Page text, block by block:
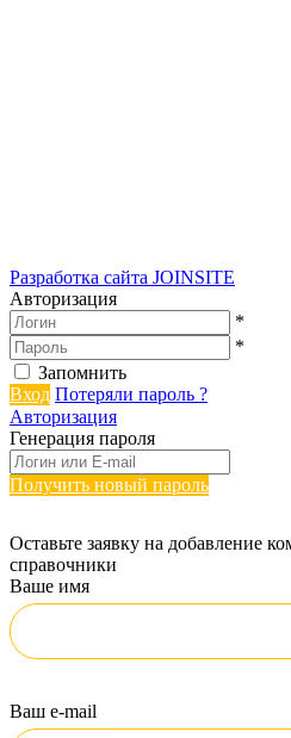
Разработка сайта JOINSITE
Авторизация
*
*
Запомнить
Вход Потеряли пароль ?
Авторизация
Генерация пароля
Получить новый пароль
Оставьте заявку на добавление
справочники
Ваше имя
Ваш e-mail